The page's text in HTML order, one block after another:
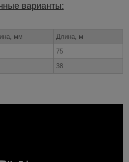
варианты:
мм
Длина, м
75
38